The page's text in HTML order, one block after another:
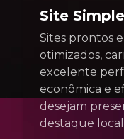
Site
Sites prontos
otimizados,
excelente
econômica e
desejam
destaque